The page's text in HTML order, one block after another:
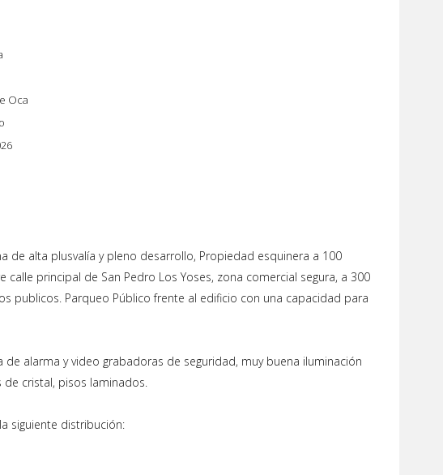
Oca
de alta plusvalía y pleno desarrollo, Propiedad esquinera a 100
principal de San Pedro Los Yoses, zona comercial segura, a 300
publicos. Parqueo Público frente al edificio con una capacidad para
alarma y video grabadoras de seguridad, muy buena iluminación
de cristal, pisos laminados.
siguiente distribución: